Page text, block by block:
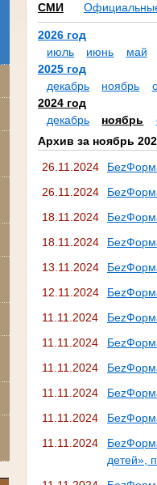
СМИ
2026 год
июль
июнь май
2025 год
декабрь
ноябрь
2024 год
декабрь
ноябрь
Архив за ноябрь
26.11.2024
26.11.2024
18.11.2024
18.11.2024
13.11.2024
12.11.2024
11.11.2024
11.11.2024
11.11.2024
11.11.2024
11.11.2024
11.11.2024
детей»,